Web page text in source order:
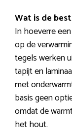
Wat is de
In hoeverre
op de
tegels werken
tapijt en
met
basis geen
omdat de
het hout.